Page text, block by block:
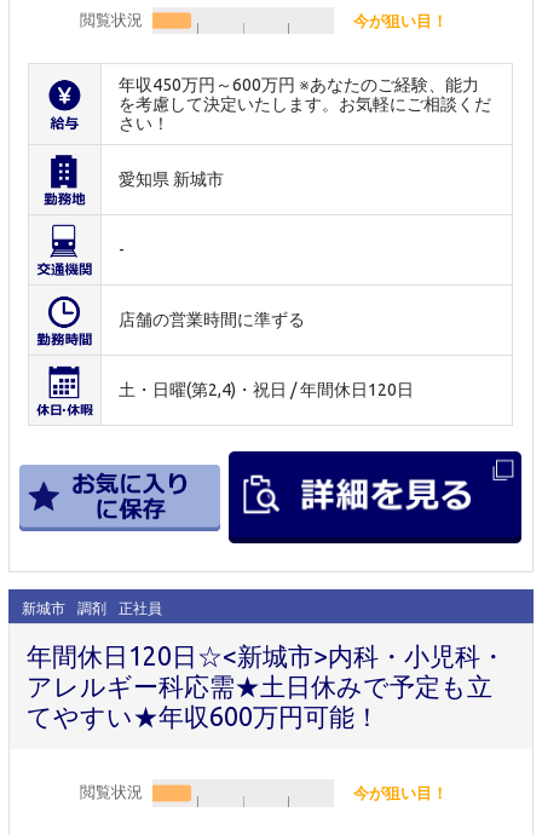
閲覧状況 今が狙い目！
年収450万円～600万円 ※あなたのご経験、能力
を考慮して決定いたします。お気軽にご相談くだ
さい！
愛知県 新城市
-
店舗の営業時間に準ずる
土・日曜(第2,4)・祝日 / 年間休日120日
新城市 調剤 正社員
年間休日120日☆<新城市>内科・小児科・
アレルギー科応需★土日休みで予定も立
てやすい★年収600万円可能！
閲覧状況 今が狙い目！